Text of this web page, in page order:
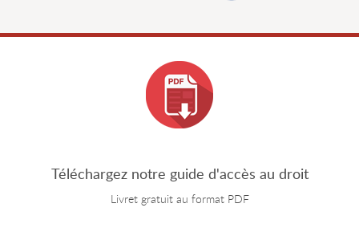
Téléchargez notre guide d'accès au droit
Livret gratuit au format PDF